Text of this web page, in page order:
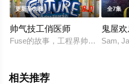
更新至06集 8.0
帅气技工俏医师
Fuse的故事，工程界帅气的月亮
全7集
鬼屋
Sam,
相关推荐